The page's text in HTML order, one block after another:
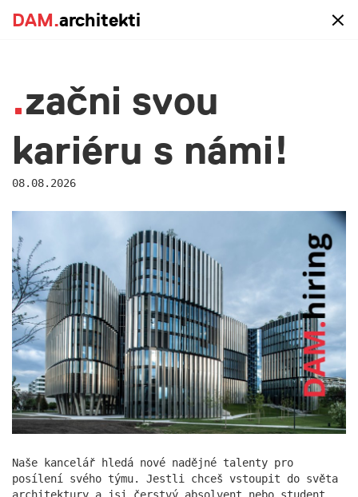
DAM.architekti
blog
Hledáme asistentku naší
kanceláře
22.06.2026
Hledáme reprezentativní a organizačně zdatnou
kolegyni či kolegu, který bude první tváří naší
společnosti a zároveň důležitou součástí
každodenního chodu kanceláře. Pokud Tě baví práce
s lidmi, máš smysl pro pořádek a záleží Ti na
vytváření příjemného prostředí pro klienty i
více
DAM.architekti
začni svou
kariéru s námi!
08.08.2026
Naše kancelář hledá nové nadějné talenty pro
posílení svého týmu. Jestli chceš vstoupit do světa
architektury a jsi čerstvý absolvent nebo student